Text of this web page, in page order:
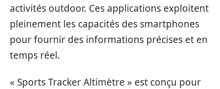
activités outdoor. Ces applications exploitent
pleinement les capacités des smartphones
pour fournir des informations précises et en
temps réel.
« Sports Tracker Altimètre » est conçu pour